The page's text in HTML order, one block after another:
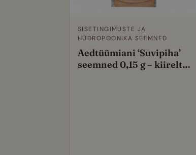
SISETINGIMUSTE JA
HÜDROPOONIKA SEEMNED
Aedtüümiani ‘Suvipiha’
seemned 0,15 g – kiirelt